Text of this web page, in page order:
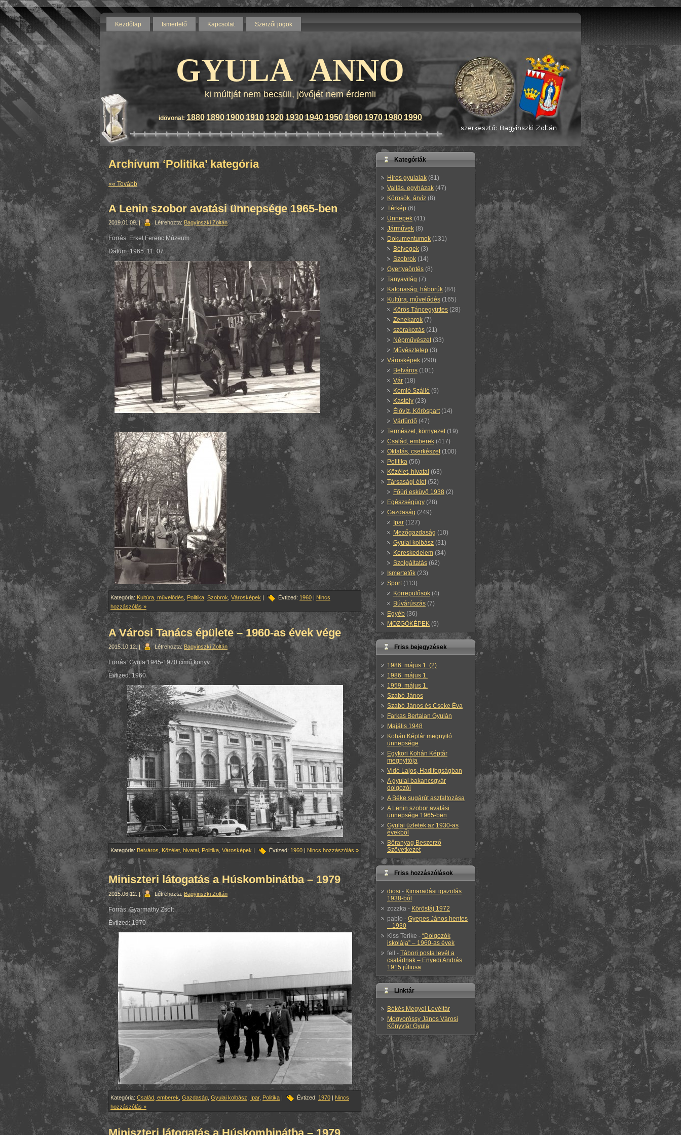
Kezdőlap Ismertető Kapcsolat Szerzői jogok
GYULA ANNO
ki múltját nem becsüli, jövőjét nem érdemli
idövonal: 1880 1890 1900 1910 1920 19301940 1950 1960 19701980 1990
Archívum ‘Politika’ kategória
«« Tovább
A Lenin szobor avatási ünnepsége 1965-ben
2019.01.09. | Létrehozta: Bagyinszki Zoltán
Forrás: Erkel Ferenc Múzeum
Dátum: 1965. 11. 07.
Kategória: Kultúra, művelődés Politika Szobrok Városképek | Évtized: 1960 | Nincs
hozzászólás »
A Városi Tanács épülete – 1960-as évek vége
2015.10.12. | Létrehozta:Bagyinszki Zoltán
Forrás: Gyula 1945-1970 című könyv
Évtized: 1960
Kategória: Belváros Közélet, hivatal Politika Városképek | Évtized: 1960 | Nincs hozzászólás »
Miniszteri látogatás a Húskombinátba – 1979
2015.06.12. | Létrehozta: Bagyinszki Zoltán
Forrás: Gyarmathy Zsolt
Évtized: 1970
Kategória: Család, emberek Gazdaság Gyulai kolbász Ipar, Politika | Évtized: 1970 | Nincs
hozzászólás »
Kategóriák
Híres gyulaiak (81)
Vallás, egyházak (47)
Körösök, árvíz (8)
Térkép (6)
Ünnepek (41)
Járművek (8)
Dokumentumok (131)
Bélyegek (3)
Szobrok (14)
Gyertyaöntés (8)
Tanyavilág (7)
Katonaság, háborúk (84)
Kultúra, művelődés (165)
Körös Táncegyüttes (28)
Zenekarok (7)
szórakozás (21)
Népművészet(33)
Művésztelep (3)
Városképek (290)
Belváros (101)
Vár (18)
Komló Szálló (9)
Kastély (23)
Élővíz, Köröspart(14)
Várfürdő (47)
Természet, környezet(19)
Család, emberek (417)
Oktatás, cserkészet(100)
Politika (56)
Közélet, hivatal (63)
Társasági élet(52)
Főúri esküvő 1938 (2)
Egészségügy (28)
Gazdaság (249)
Ipar (127)
Mezőgazdaság (10)
Gyulai kolbász (31)
Kereskedelem (34)
Szolgáltatás (62)
Ismertetők (23)
Sport(113)
Körrepülősök (4)
Búvárúszás (7)
Egyéb (36)
MOZGÓKÉPEK (9)
Friss bejegyzések
1986. május 1. (2)
1986. május 1.
1959. május 1.
Szabó János
Szabó János és Cseke Éva
Farkas Bertalan Gyulán
Majális 1948
Kohán Képtár megnyitó
ünnepsége
Egykori Kohán Képtár
megnyitója
Vidó Lajos, Hadifogságban
A gyulai bakancsgyár
dolgozói
A Béke sugárút aszfaltozása
A Lenin szobor avatási
ünnepsége 1965-ben
Gyulai üzletek az 1930-as
évekből
Bőranyag Beszerző
Szövetkezet
Friss hozzászólások
diosi - Kimaradási igazolás
1938-ból
zozzka - Köröstáj 1972
pablo - Gyepes János hentes
– 1930
Kiss Terike - “Dolgozók
iskolája” – 1960-as évek
fell
- Tábori posta levél a
családnak – Enyedi András
1915 júliusa
Linktár
Békés Megyei Levéltár
Mogyoróssy János Városi
Könyvtár Gyula